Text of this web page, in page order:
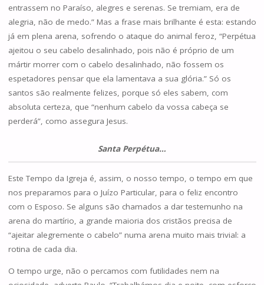
entrassem no Paraíso, alegres e serenas. Se tremiam, era de
alegria, não de medo.” Mas a frase mais brilhante é esta: estando
já em plena arena, sofrendo o ataque do animal feroz, “Perpétua
ajeitou o seu cabelo desalinhado, pois não é próprio de um
mártir morrer com o cabelo desalinhado, não fossem os
espetadores pensar que ela lamentava a sua glória.” Só os
santos são realmente felizes, porque só eles sabem, com
absoluta certeza, que “nenhum cabelo da vossa cabeça se
perderá”, como assegura Jesus.
Santa Perpétua…
Este Tempo da Igreja é, assim, o nosso tempo, o tempo em que
nos preparamos para o Juízo Particular, para o feliz encontro
com o Esposo. Se alguns são chamados a dar testemunho na
arena do martírio, a grande maioria dos cristãos precisa de
“ajeitar alegremente o cabelo” numa arena muito mais trivial: a
rotina de cada dia.
O tempo urge, não o percamos com futilidades nem na